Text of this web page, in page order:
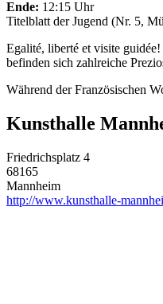
Ende: 12:15 Uhr
Titelblatt der Jugend (Nr. 5,
Egalité, liberté et visite
befinden sich zahlreiche
Während der Französischen
Kunsthalle
Friedrichsplatz 4
68165
Mannheim
http://www.kunsthalle-